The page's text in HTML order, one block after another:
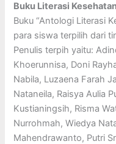
Buku Literasi
Buku “Antologi Literasi
para siswa terpilih dari
Penulis terpih yaitu:
Khoerunnisa, Doni
Nabila, Luzaena Farah
Nataneila, Raisya Aulia
Kustianingsih, Risma
Nurrohmah, Wiedya
Mahendrawanto, Putri